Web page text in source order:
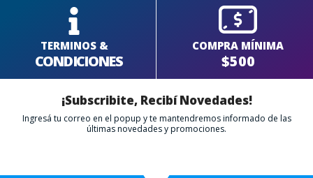
TERMINOS &
CONDICIONES
COMPRA MÍNIMA
$500
¡Subscribite, Recibí Novedades!
Ingresá tu correo en el popup y te mantendremos informado de las
últimas novedades y promociones.